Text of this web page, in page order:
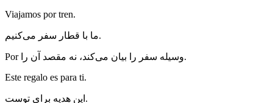
Viajamos por tren.
ما با قطار سفر می‌کنیم.
Por وسیله سفر را بیان می‌کند، نه مقصد آن را.
Este regalo es para ti.
این هدیه برای توست.